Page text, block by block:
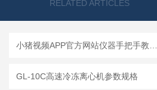
RELATED ARTICLES
GL-10C高速冷冻离心机参数规格